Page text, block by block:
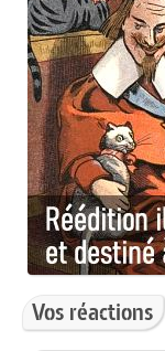
Vos réactions